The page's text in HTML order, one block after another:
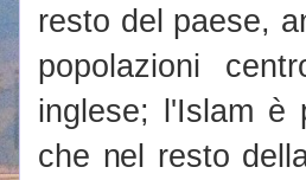
resto del paese,
popolazioni
inglese; l'Islam è
che nel resto